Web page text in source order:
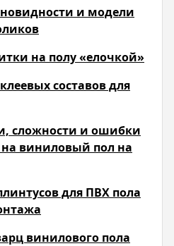
и модели
на полу «елочкой»
составов для
сложности и ошибки
виниловый пол на
для ПВХ пола
винилового пола